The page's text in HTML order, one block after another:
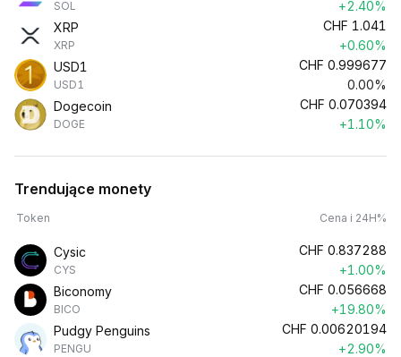
SOL
+2.40%
XRP
XRP
CHF 1.041
+0.60%
USD1
USD1
CHF 0.999677
0.00%
Dogecoin
DOGE
CHF 0.070394
+1.10%
Trendujące monety
Token Cena i 24H%
Cysic
CYS
CHF 0.837288
+1.00%
Biconomy
BICO
CHF 0.056668
+19.80%
Pudgy Penguins
PENGU
CHF 0.00620194
+2.90%